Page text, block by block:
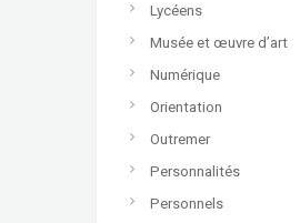
Lycéens
Musée et œuvre d’art
Numérique
Orientation
Outremer
Personnalités
Personnels